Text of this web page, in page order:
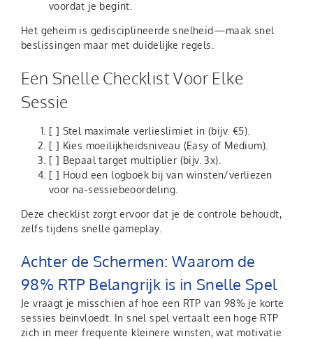
voordat je begint.
Het geheim is gedisciplineerde snelheid—maak snel
beslissingen maar met duidelijke regels.
Een Snelle Checklist Voor Elke
Sessie
[ ] Stel maximale verlieslimiet in (bijv. €5).
[ ] Kies moeilijkheidsniveau (Easy of Medium).
[ ] Bepaal target multiplier (bijv. 3x).
[ ] Houd een logboek bij van winsten/verliezen
voor na‑sessiebeoordeling.
Deze checklist zorgt ervoor dat je de controle behoudt,
zelfs tijdens snelle gameplay.
Achter de Schermen: Waarom de
98% RTP Belangrijk is in Snelle Spel
Je vraagt je misschien af hoe een RTP van 98% je korte
sessies beïnvloedt. In snel spel vertaalt een hoge RTP
zich in meer frequente kleinere winsten, wat motivatie